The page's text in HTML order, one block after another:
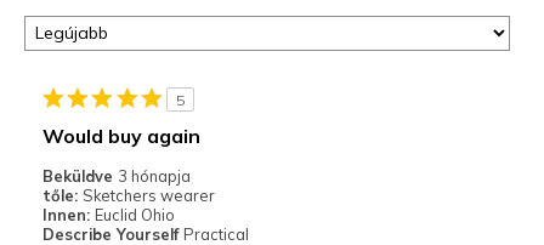
5
Would buy again
Beküldve 3 hónapja
tőle: Sketchers wearer
Innen: Euclid Ohio
Describe Yourself Practical